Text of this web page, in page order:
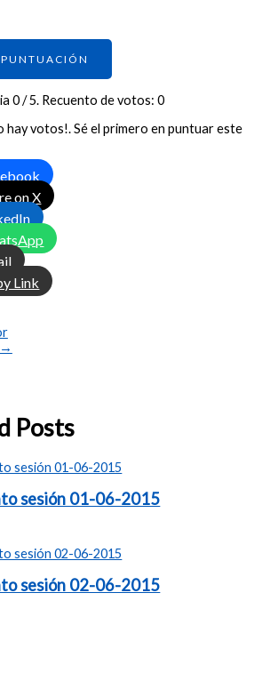
0/ 5. Recuento de votos:0
hay votos!. Sé el primero en puntuar este
on X
Link
→
Posts
sesión 01-06-2015
sesión 02-06-2015